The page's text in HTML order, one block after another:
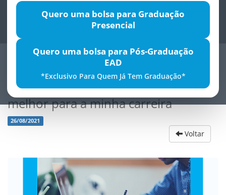
Quero uma bolsa para Graduação
Presencial
Quero uma bolsa para Pós-Graduação
EAD
*Exclusivo Para Quem Já Tem Graduação*
PÃ³sGraduaÃ§Ã£o ou MBA Qual o
melhor para a minha carreira
26/08/2021
Voltar